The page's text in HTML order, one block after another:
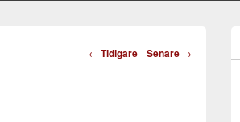
Inläggsnavigering
← Tidigare Senare →